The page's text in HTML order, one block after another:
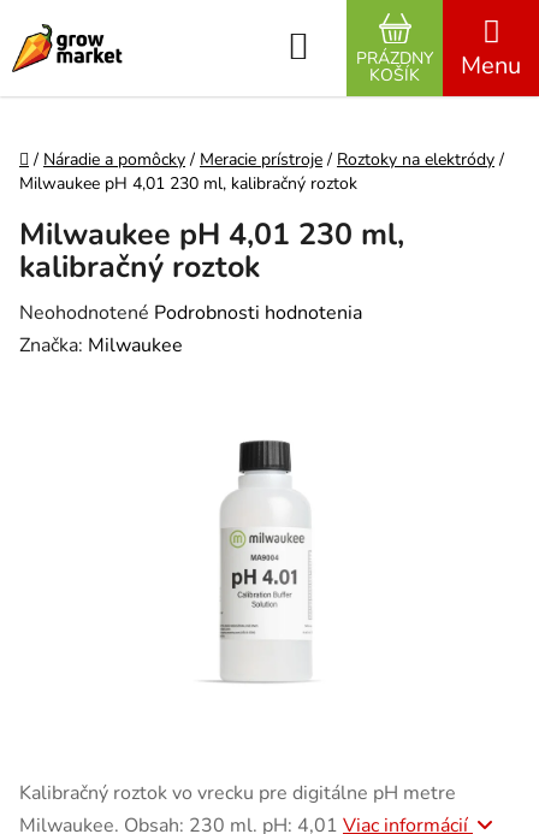
Hľadať
NÁKUPNÝ
PRÁZDNY
KOŠÍK
Domov
/ Náradie a pomôcky / Meracie prístroje / Roztoky na elektródy /
Milwaukee pH 4,01 230 ml, kalibračný roztok
Kalibračný roztok vo vrecku pre digitálne pH metre
Milwaukee. Obsah: 230 ml. pH: 4,01 Viac informácií
Milwaukee pH 4,01 230 ml,
kalibračný roztok
Priemerné hodnotenie produktu je 0,0 z 5 hviezdičiek.
Neohodnotené Podrobnosti hodnotenia
Značka: Milwaukee